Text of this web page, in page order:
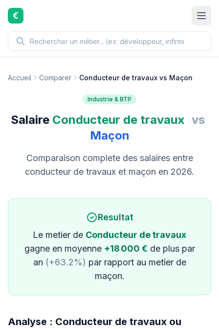
Aller au contenu principal
€
Accueil Comparer Conducteur de travaux vs Maçon
Industrie & BTP
Salaire Conducteur de travaux vs
Maçon
Comparaison complete des salaires entre
conducteur de travaux et maçon en 2026.
Resultat
Le metier de Conducteur de travaux
gagne en moyenne +18 000 € de plus par
an (+63.2%) par rapport au metier de
maçon.
Analyse : Conducteur de travaux ou